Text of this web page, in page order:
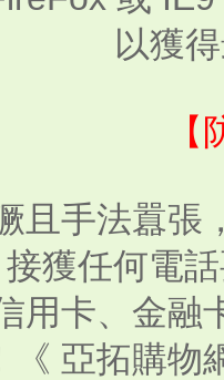
以獲
且手法囂張
接獲任何電
用卡、金融
《 亞拓購物